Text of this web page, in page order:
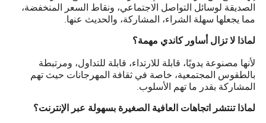
الصديقة لوسائل التواصل الاجتماعي، ونقاط السعر المنخفضة،
مما يجعلها سهلة الشراء، المشاركة، والحديث عنها.
لماذا لا تزال أساور كاندي مهمة؟
لأنها مصنوعة يدويًا، قابلة للارتداء، قابلة للتداول، ومرتبطة
بالطقوس المجتمعية، خاصة في ثقافة المهرجانات حيث تهم
المشاركة بقدر ما تهم الأسلوب.
لماذا تنتشر اتجاهات العافية الصغيرة بسهولة عبر الإنترنت؟